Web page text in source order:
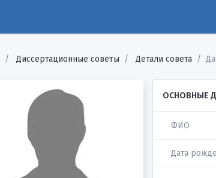
Диссертационные советы Детали совета
ОСНОВНЫЕ
ФИО
Дата